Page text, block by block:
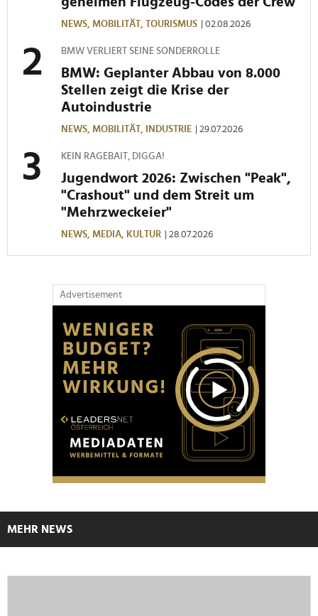
NEWS, MOBILITÄT, TOURISMUS | 02.08.2026
BMW VERLIERT SEINE SONDERROLLE
BMW: Geplanter Abbau von 8.000
Stellen zeigt die Krise der
Autoindustrie
NEWS, MOBILITÄT, INDUSTRIE | 29.07.2026
KEIN RAGEBAIT, DIGGA!
Jugendwort 2026: Zwischen "Peak",
"Crashout" und dem Streit um
"Mehrzweckeier"
NEWS, MEDIA, KULTUR | 28.07.2026
Advertisement
MEHR NEWS